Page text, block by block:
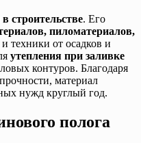
в строительстве. Его
пиломатериалов,
и техники от осадков и
утепления при заливке
контуров. Благодаря
материал
нужд круглый год.
полога